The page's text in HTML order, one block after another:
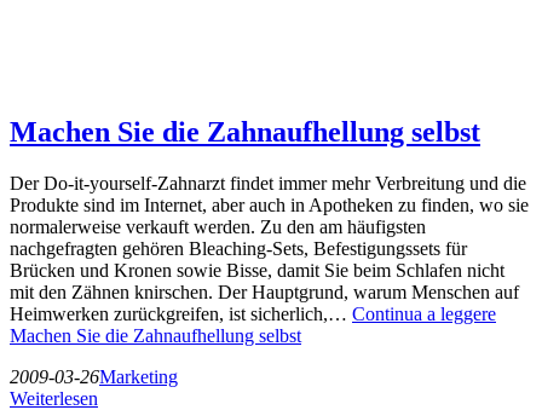
Machen Sie die Zahnaufhellung selbst
Der Do-it-yourself-Zahnarzt findet immer mehr Verbreitung und die
Produkte sind im Internet, aber auch in Apotheken zu finden, wo sie
normalerweise verkauft werden. Zu den am häufigsten
nachgefragten gehören Bleaching-Sets, Befestigungssets für
Brücken und Kronen sowie Bisse, damit Sie beim Schlafen nicht
mit den Zähnen knirschen. Der Hauptgrund, warum Menschen auf
Heimwerken zurückgreifen, ist sicherlich,… Continua a leggere
Machen Sie die Zahnaufhellung selbst
2009-03-26Marketing
Weiterlesen